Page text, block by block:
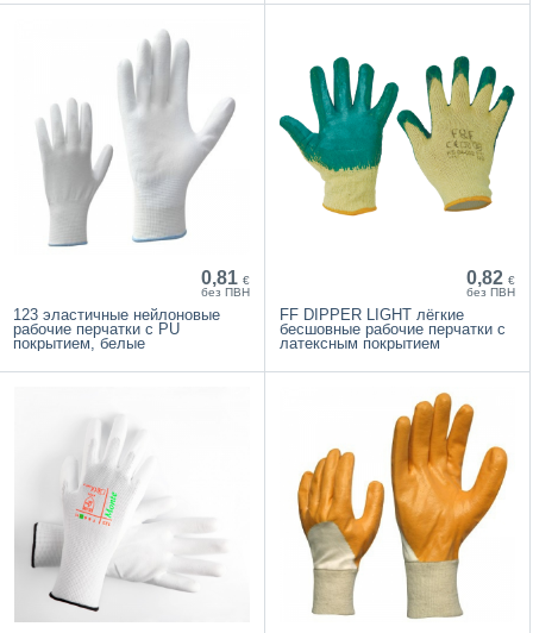
0,81 €
без ПВН
123 эластичные нейлоновые
рабочие перчатки с PU
покрытием, белые
0,82 €
без ПВН
FF DIPPER LIGHT лёгкие
бесшовные рабочие перчатки с
латексным покрытием